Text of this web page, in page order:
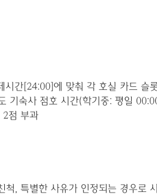
시간[24:00]에 맞춰 각 호실 카드 슬
기숙사 점호 시간(학기중: 평일
점 부과
척, 특별한 사유가 인정되는 경우로